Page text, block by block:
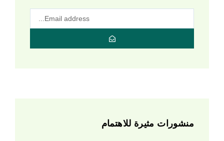
منشورات مثيرة للاهتمام